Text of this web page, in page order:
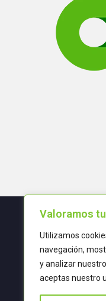
Valoramos
Utilizamos
navegación,
y analizar
aceptas nuestro